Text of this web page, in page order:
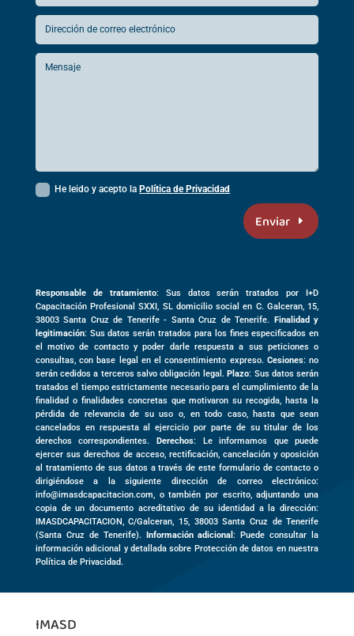
He leido y acepto laPolítica de Privacidad
Enviar
Responsable de tratamiento: Sus datos serán tratados por I+D
Capacitación Profesional SXXI, SL domicilio social en C. Galceran, 15,
38003Santa Cruz de Tenerife - Santa Cruz de Tenerife. Finalidad y
legitimación: Sus datos serán tratados para los fines especificados en
el motivo de contacto y poder darle respuesta a sus peticiones o
consultas, con base legal en el consentimiento expreso. Cesiones: no
serán cedidos a terceros salvo obligación legal.Plazo: Sus datos serán
tratados el tiempo estrictamente necesario para el cumplimiento de la
finalidad o finalidades concretas que motivaron su recogida, hasta la
pérdida de relevancia de su uso o, en todo caso, hasta que sean
cancelados en respuesta al ejercicio por parte de su titular de los
derechos correspondientes. Derechos: Le informamos que puede
ejercer sus derechos de acceso, rectificación, cancelación y oposición
al tratamiento de sus datos a través de este formulario de contacto o
dirigiéndose a la siguiente dirección de correo electrónico:
info@imasdcapacitacion.com, o también por escrito, adjuntando una
copia de un documento acreditativo de su identidad a la dirección:
IMASDCAPACITACION,C/Galceran, 15 38003Santa Cruz de Tenerife
(Santa Cruz de Tenerife). Información adicional: Puede consultar la
información adicional y detallada sobre Protección de datos en nuestra
Política de Privacidad.
IMASD